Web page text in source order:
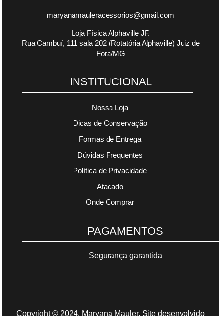
maryanamauleracessorios@gmail.com
Loja Física Alphaville JF.
Rua Cambuí, 111 sala 202 (Rotatória Alphaville) Juiz de
Fora/MG
INSTITUCIONAL
Nossa Loja
Dicas de Conservação
Formas de Entrega
Dúvidas Frequentes
Política de Privacidade
Atacado
Onde Comprar
PAGAMENTOS
Segurança garantida
Copyright © 2024. Maryana Mauler. Site desenvolvido